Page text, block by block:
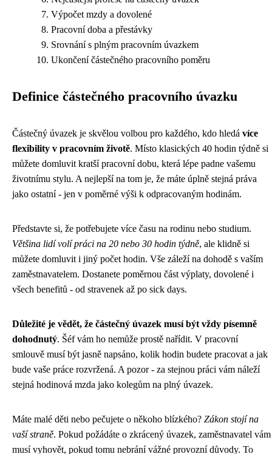
Výpočet mzdy a dovolené
Pracovní doba a přestávky
Srovnání s plným pracovním úvazkem
Ukončení částečného pracovního poměru
Definice částečného pracovního úvazku
Částečný úvazek je skvělou volbou pro každého, kdo hledá více
flexibility v pracovním životě. Místo klasických 40 hodin týdně si
můžete domluvit kratší pracovní dobu, která lépe padne vašemu
životnímu stylu. A nejlepší na tom je, že máte úplně stejná práva
jako ostatní - jen v poměrné výši k odpracovaným hodinám.
Představte si, že potřebujete více času na rodinu nebo studium.
Většina lidí volí práci na 20 nebo 30 hodin týdně, ale klidně si
můžete domluvit i jiný počet hodin. Vše záleží na dohodě s vaším
zaměstnavatelem. Dostanete poměrnou část výplaty, dovolené i
všech benefitů - od stravenek až po sick days.
Důležité je vědět, že částečný úvazek musí být vždy písemně
dohodnutý. Šéf vám ho nemůže prostě nařídit. V pracovní
smlouvě musí být jasně napsáno, kolik hodin budete pracovat a jak
bude vaše práce rozvržená. A pozor - za stejnou práci vám náleží
stejná hodinová mzda jako kolegům na plný úvazek.
Máte malé děti nebo pečujete o někoho blízkého? Zákon stojí na
vaší straně. Pokud požádáte o zkrácený úvazek, zaměstnavatel vám
musí vyhovět, pokud tomu nebrání vážné provozní důvody. To